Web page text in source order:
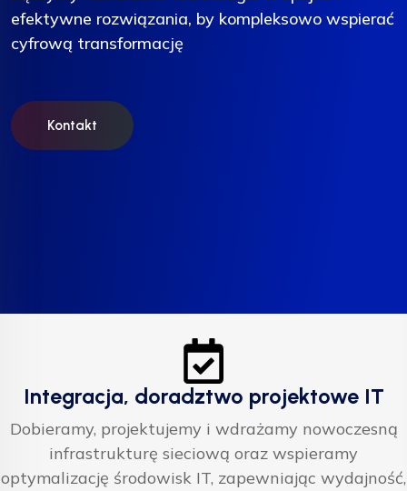
efektywne rozwiązania, by kompleksowo wspierać
cyfrową transformację
Kontakt
efektywne rozwiązania, by kompleksowo wspierać
cyfrową transformację
Kontakt
efektywne rozwiązania, by kompleksowo wspierać
cyfrową transformację
Kontakt
Integracja, doradztwo projektowe IT
Dobieramy, projektujemy i wdrażamy nowoczesną
infrastrukturę sieciową oraz wspieramy
optymalizację środowisk IT, zapewniając wydajność,